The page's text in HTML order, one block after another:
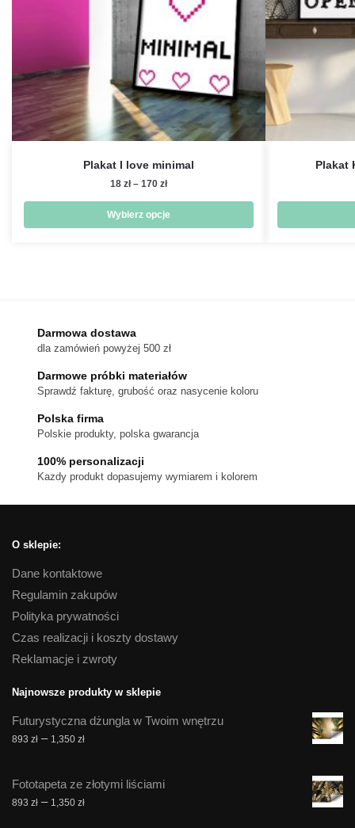
Plakat I love minimal
18 zł – 170 złZakres
od
18 zł
Wybierz opcje
można
wybrać
na
produktu
Plakat
Darmowa dostawa
dla zamówień powyżej 500 zł
Darmowe próbki materiałów
Sprawdź fakturę, grubość oraz nasycenie koloru
Polska firma
Polskie produkty, polska gwarancja
100% personalizacji
Kazdy produkt dopasujemy wymiarem i kolorem
O sklepie:
Dane kontaktowe
Regulamin zakupów
Polityka prywatności
Czas realizacji i koszty dostawy
Reklamacje i zwroty
Najnowsze produkty w sklepie
Futurystyczna dżungla w Twoim wnętrzu
893 zł – 1,350 złZakres
893 zł
do
Fototapeta ze złotymi liściami
893 zł – 1,350 złZakres